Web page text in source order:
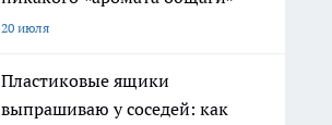
20 июля
Пластиковые ящики
выпрашиваю у соседей: как